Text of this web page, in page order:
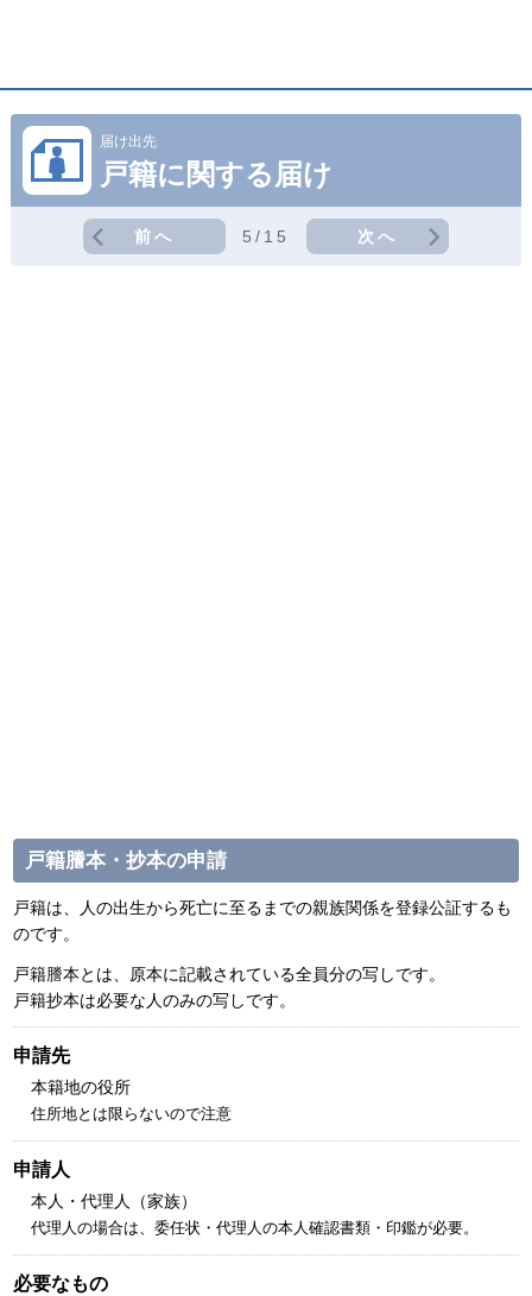
届け出先
戸籍に関する届け
前へ 5/15 次へ
戸籍謄本・抄本の申請
戸籍は、人の出生から死亡に至るまでの親族関係を登録公証するも
のです。
戸籍謄本とは、原本に記載されている全員分の写しです。
戸籍抄本は必要な人のみの写しです。
申請先
本籍地の役所
住所地とは限らないので注意
申請人
本人・代理人（家族）
代理人の場合は、委任状・代理人の本人確認書類・印鑑が必要。
必要なもの